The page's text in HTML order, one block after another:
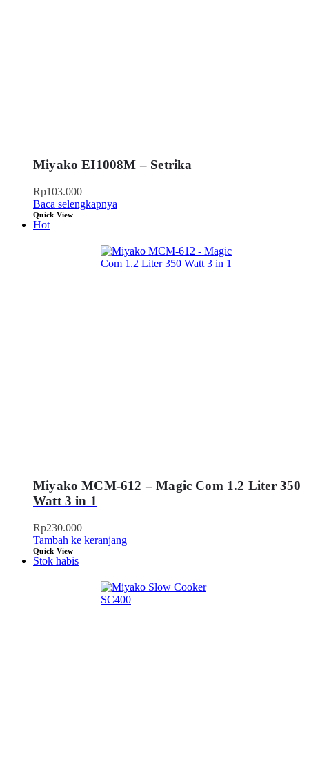
Miyako EI1008M – Setrika
Rp103.000
Baca selengkapnya
Quick View
Hot
Miyako MCM-612 – Magic Com 1.2 Liter 350
Watt 3 in 1
Rp230.000
Tambah ke keranjang
Quick View
Stok habis